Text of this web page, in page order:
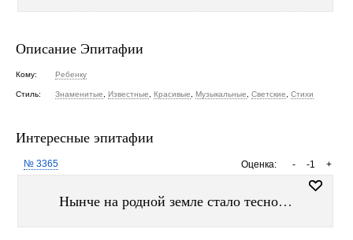
Описание Эпитафии
Кому: Ребенку
Стиль: Знаменитые Известные Красивые Музыкальные Светские Стихи
Интересные эпитафии
Оценка: +
-1
-
№ 3365
Нынче на родной земле стало тесно…